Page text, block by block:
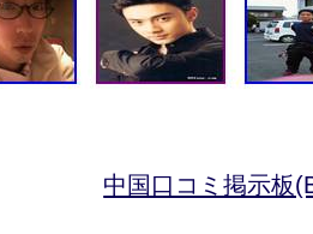
中国口コミ掲示板